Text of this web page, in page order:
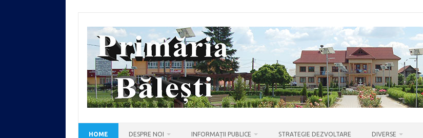
content
HOME DESPRE NOI INFORMAȚII PUBLICE STRATEGIE DEZVOLTARE DIVERSE